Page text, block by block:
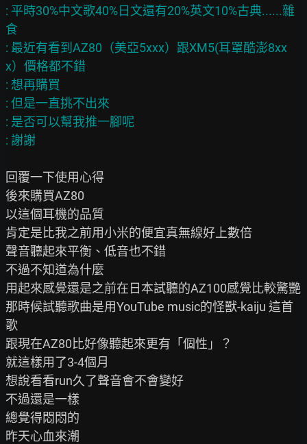
: 平時30%中文歌40%日文還有20%英文10%古典......雜
食
: 最近有看到AZ80（美亞5xxx）跟XM5(耳罩酷澎8xx
x）價格都不錯
: 想再購買
: 但是一直挑不出來
: 是否可以幫我推一腳呢
回覆一下使用心得
後來購買AZ80
以這個耳機的品質
肯定是比我之前用小米的便宜真無線好上數倍
聲音聽起來平衡、低音也不錯
不過不知道為什麼
用起來感覺還是之前在日本試聽的AZ100感覺比較驚艷
那時候試聽歌曲是用YouTube music的怪獸-kaiju 這首
歌
跟現在AZ80比好像聽起來更有「個性」？
就這樣用了3-4個月
想說看看run久了聲音會不會變好
不過還是一樣
總覺得悶悶的
昨天心血來潮